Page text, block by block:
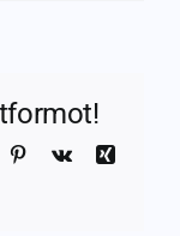
Pinterest
Vk
Xing